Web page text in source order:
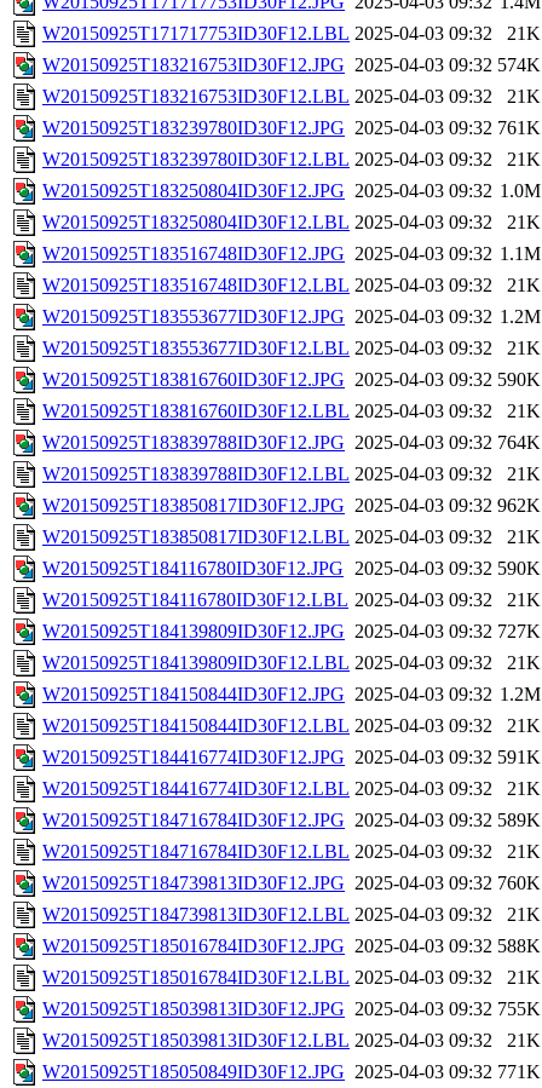
W20150925T171717753ID30F12.LBL 2025-04-03 09:32
21K
W20150925T183216753ID30F12.JPG 2025-04-03 09:32 574K
W20150925T183216753ID30F12.LBL 2025-04-03 09:32
21K
W20150925T183239780ID30F12.JPG 2025-04-03 09:32 761K
W20150925T183239780ID30F12.LBL 2025-04-03 09:32
21K
W20150925T183250804ID30F12.JPG 2025-04-03 09:32 1.0M
W20150925T183250804ID30F12.LBL 2025-04-03 09:32
21K
W20150925T183516748ID30F12.JPG 2025-04-03 09:32 1.1M
W20150925T183516748ID30F12.LBL 2025-04-03 09:32
21K
W20150925T183553677ID30F12.JPG 2025-04-03 09:32 1.2M
W20150925T183553677ID30F12.LBL 2025-04-03 09:32
21K
W20150925T183816760ID30F12.JPG 2025-04-03 09:32 590K
W20150925T183816760ID30F12.LBL 2025-04-03 09:32
21K
W20150925T183839788ID30F12.JPG 2025-04-03 09:32 764K
W20150925T183839788ID30F12.LBL 2025-04-03 09:32
21K
W20150925T183850817ID30F12.JPG 2025-04-03 09:32 962K
W20150925T183850817ID30F12.LBL 2025-04-03 09:32
21K
W20150925T184116780ID30F12.JPG 2025-04-03 09:32 590K
W20150925T184116780ID30F12.LBL 2025-04-03 09:32
21K
W20150925T184139809ID30F12.JPG 2025-04-03 09:32 727K
W20150925T184139809ID30F12.LBL 2025-04-03 09:32
21K
W20150925T184150844ID30F12.JPG 2025-04-03 09:32 1.2M
W20150925T184150844ID30F12.LBL 2025-04-03 09:32
21K
W20150925T184416774ID30F12.JPG 2025-04-03 09:32 591K
W20150925T184416774ID30F12.LBL 2025-04-03 09:32
21K
W20150925T184716784ID30F12.JPG 2025-04-03 09:32 589K
W20150925T184716784ID30F12.LBL 2025-04-03 09:32
21K
W20150925T184739813ID30F12.JPG 2025-04-03 09:32 760K
W20150925T184739813ID30F12.LBL 2025-04-03 09:32
21K
W20150925T185016784ID30F12.JPG 2025-04-03 09:32 588K
W20150925T185016784ID30F12.LBL 2025-04-03 09:32
21K
W20150925T185039813ID30F12.JPG 2025-04-03 09:32 755K
W20150925T185039813ID30F12.LBL 2025-04-03 09:32
21K
W20150925T185050849ID30F12.JPG 2025-04-03 09:32 771K